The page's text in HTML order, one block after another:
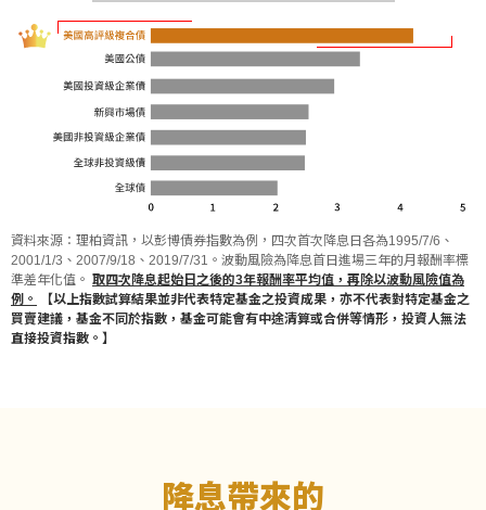
資料來源：理柏資訊，以彭博債券指數為例，四次首次降息日各為1995/7/6、
2001/1/3、2007/9/18、2019/7/31。波動風險為降息首日進場三年的月報酬率標
準差年化值。 取四次降息起始日之後的3年報酬率平均值，再除以波動風險值為
例。
【以上指數試算結果並非代表特定基金之投資成果，亦不代表對特定基金之
買賣建議，基金不同於指數，基金可能會有中途清算或合併等情形，投資人無法
直接投資指數。】
降息帶來的